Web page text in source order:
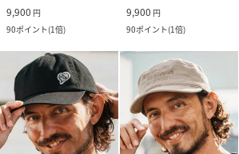
9,900 円
90ポイント(1倍)
9,900 円
90ポイント(1倍)